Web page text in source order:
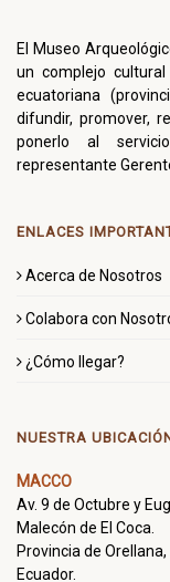
El Museo
un complejo
ecuatoriana
difundir, promover,
ponerlo al
representante
ENLACES
Acerca de Nosotros
Colabora con
¿Cómo llegar?
NUESTRA
MACCO
Av. 9 de Octubre y
Malecón de El Coca.
Provincia de Orellana,
Ecuador.